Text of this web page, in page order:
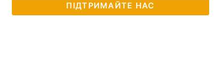
ПІДТРИМАЙТЕ НАС